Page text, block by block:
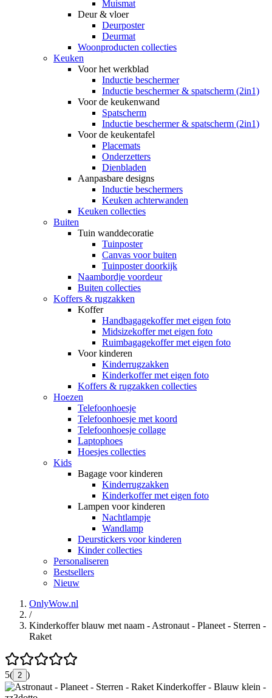
Muismat
Deur & vloer
Deurposter
Deurmat
Woonproducten collecties
Keuken
Voor het werkblad
Inductie beschermer
Inductie beschermer & spatscherm (2in1)
Voor de keukenwand
Spatscherm
Inductie beschermer & spatscherm (2in1)
Voor de keukentafel
Placemats
Onderzetters
Dienbladen
Aanpasbare designs
Inductie beschermers
Keuken achterwanden
Keuken collecties
Buiten
Tuin wanddecoratie
Tuinposter
Canvas voor buiten
Tuinposter doorkijk
Naambordje voordeur
Buiten collecties
Koffers & rugzakken
Koffer
Handbagagekoffer met eigen foto
Midsizekoffer met eigen foto
Ruimbagagekoffer met eigen foto
Voor kinderen
Kinderrugzakken
Kinderkoffer met eigen foto
Koffers & rugzakken collecties
Hoezen
Telefoonhoesje
Telefoonhoesje met koord
Telefoonhoesje collage
Laptophoes
Hoesjes collecties
Kids
Bagage voor kinderen
Kinderrugzakken
Kinderkoffer met eigen foto
Lampen voor kinderen
Nachtlampje
Wandlamp
Deurstickers voor kinderen
Kinder collecties
Personaliseren
Bestsellers
Nieuw
OnlyWow.nl
/
Kinderkoffer blauw met naam - Astronaut - Planeet - Sterren -
Raket
5( 2 )